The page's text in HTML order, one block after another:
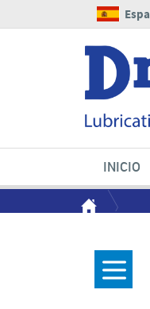
INICIO